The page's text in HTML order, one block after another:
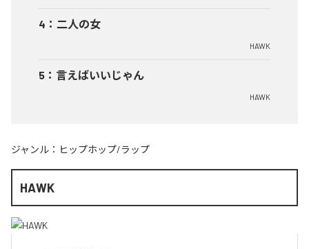
4 ： 二人の女
HAWK
5 ： 言えばいいじゃん
HAWK
ジャンル： ヒップホップ/ラップ
HAWK